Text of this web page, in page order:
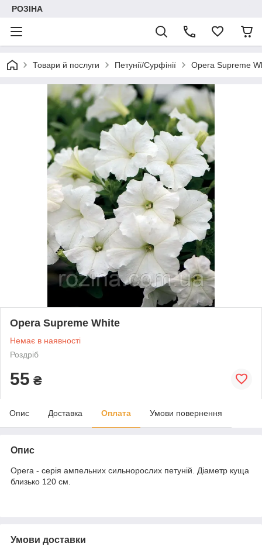
РОЗІНА
Товари й послуги Петунії/Сурфінії Opera Supreme
Opera Supreme White
Немає в наявності
Роздріб
55 ₴
Опис Доставка Оплата Умови повернення
Опис
Opera - серія ампельних сильнорослих петуній. Діаметр куща
близько 120 см.
Умови доставки